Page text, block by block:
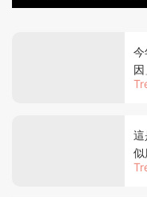
今
這
似